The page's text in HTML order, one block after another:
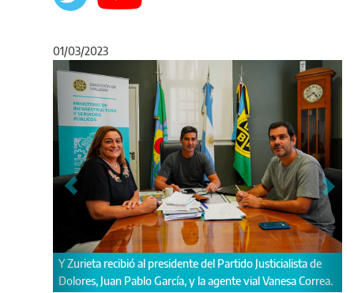
01/03/2023
al presidente del Partido Justicialista de
García, y la agente vial Vanesa Correa.
Durante la reunión se
repavimentación en la Ruta
Anterior